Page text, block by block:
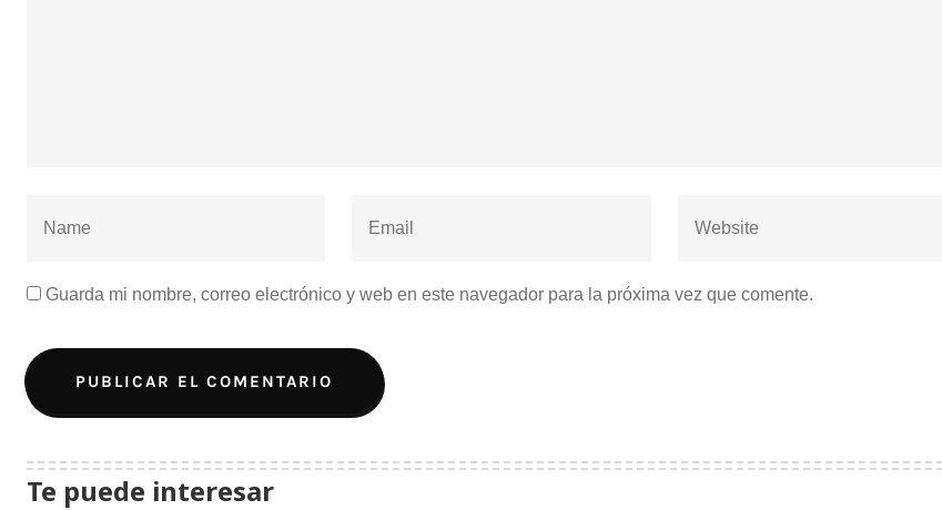
Guarda mi nombre, correo electrónico y web en este navegador para la próxima vez que comente.
Te puede interesar